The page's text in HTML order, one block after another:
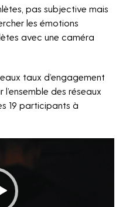
pas subjective mais
les émotions
avec une caméra
taux d’engagement
des réseaux
19 participants à